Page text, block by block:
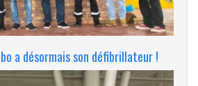
a désormais son défibrillateur !